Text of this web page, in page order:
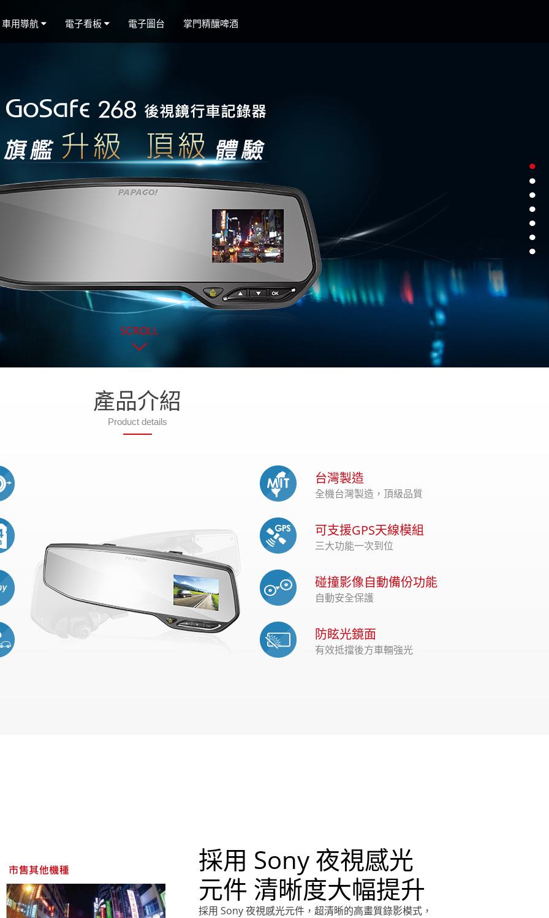
車用導航 電子看板 電子圖台 掌門精釀啤酒
產品介紹
Product details
台灣製造
全機台灣製造，頂級品質
可支援GPS天線模組
三大功能一次到位
碰撞影像自動備份功能
自動安全保護
防眩光鏡面
有效抵擋後方車輛強光
採用 Sony 夜視感光
元件 清晰度大幅提升
採用 Sony 夜視感光元件，超清晰的高畫質錄影模式，